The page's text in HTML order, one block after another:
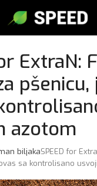
ExtraN:
pšenicu,
azotom
biljakaSPEED for
sa kontrolisano